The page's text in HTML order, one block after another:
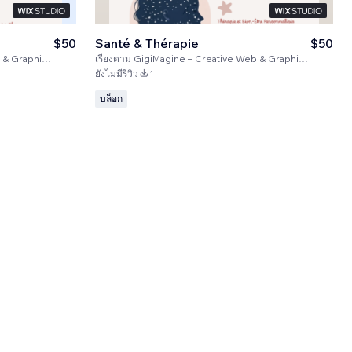
Studio
$50 Santé & Thérapie
เรียงตาม GigiMagine – Creative Web & Graphic Design Studio
$50
ยังไม่มีรีวิว 1
บล็อก